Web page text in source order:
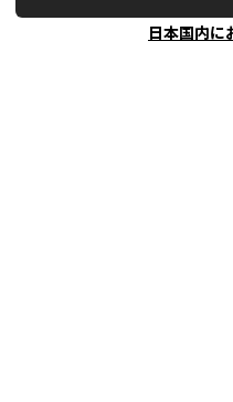
日本国内に